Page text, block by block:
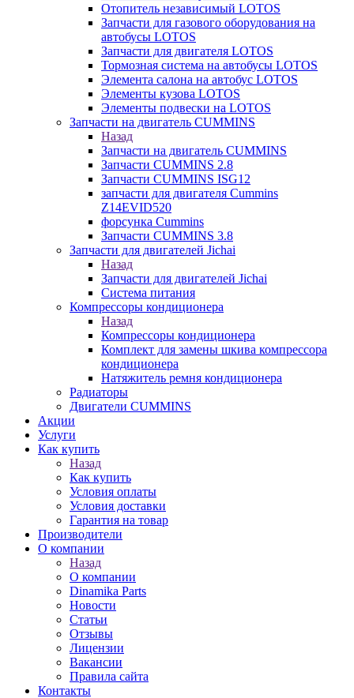
Отопитель независимый LOTOS
Запчасти для газового оборудования на
автобусы LOTOS
Запчасти для двигателя LOTOS
Тормозная система на автобусы LOTOS
Элемента салона на автобус LOTOS
Элементы кузова LOTOS
Элементы подвески на LOTOS
Запчасти на двигатель CUMMINS
Назад
Запчасти на двигатель CUMMINS
Запчасти CUMMINS 2.8
Запчасти CUMMINS ISG12
запчасти для двигателя Cummins
Z14EVID520
форсунка Cummins
Запчасти CUMMINS 3.8
Запчасти для двигателей Jichai
Назад
Запчасти для двигателей Jichai
Система питания
Компрессоры кондиционера
Назад
Компрессоры кондиционера
Комплект для замены шкива компрессора
кондиционера
Натяжитель ремня кондиционера
Радиаторы
Двигатели CUMMINS
Акции
Услуги
Как купить
Назад
Как купить
Условия оплаты
Условия доставки
Гарантия на товар
Производители
О компании
Назад
О компании
Dinamika Parts
Новости
Статьи
Отзывы
Лицензии
Вакансии
Правила сайта
Контакты